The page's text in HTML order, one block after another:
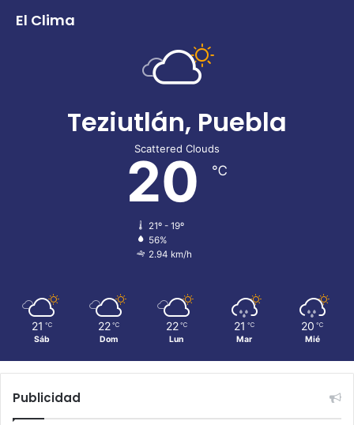
El Clima
Teziutlán, Puebla
Scattered Clouds
20 ℃
21º - 19º
56%
2.94 km/h
21 ℃
Sáb
22 ℃
Dom
22 ℃
Lun
21 ℃
Mar
20 ℃
Mié
Publicidad